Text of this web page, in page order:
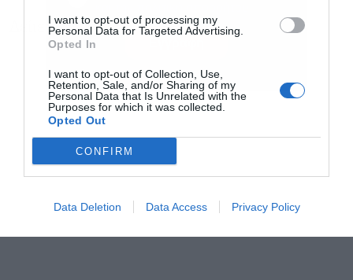
I want to opt-out of processing my
Personal Data for Targeted Advertising.
Opted In
I want to opt-out of Collection, Use,
Retention, Sale, and/or Sharing of my
Personal Data that Is Unrelated with the
Purposes for which it was collected.
Opted Out
CONFIRM
Data Deletion Data Access Privacy Policy
Δείτε τη συμφωνία δωρεάςΕΔΩ